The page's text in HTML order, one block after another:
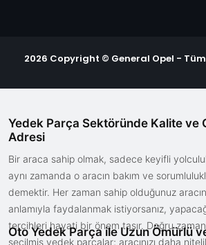
2026 Copyright © General Opel - Tüm
Yedek Parça Sektöründe Kalite ve
Adresi
Bir araca sahip olmak, sadece keyifli
aynı zamanda o aracın bakım ve
demektir. Her zaman sahip olduğunuz
anlamıyla faydalanmak istiyorsanız,
tercihleri hayati bir önem taşır. Doğru
seçilmiş yedek parçalar; aracınızı daha
Oto Yedek Parça ile Uzun Ömürlü